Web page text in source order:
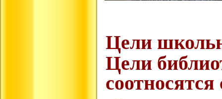
Цели
Цели